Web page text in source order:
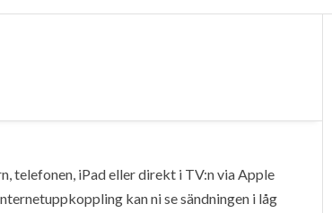
telefonen, iPad eller direkt i TV:n via Apple
kan ni se sändningen i låg